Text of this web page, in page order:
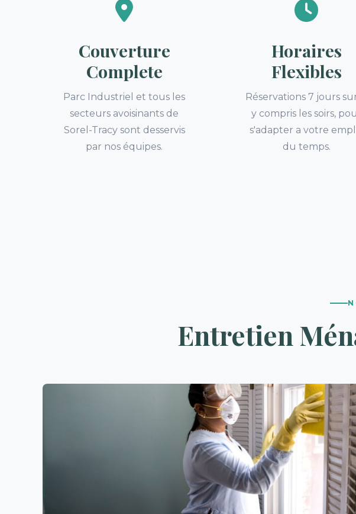
Couverture
Complete
Parc Industriel et tous les
secteurs avoisinants de
Sorel-Tracy sont desservis
par nos équipes.
Horaires
Flexibles
Réservations 7 jours
y compris les soirs,
s'adapter a votre
du temps.
Entretien